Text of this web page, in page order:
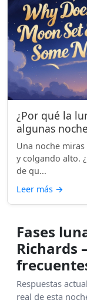
¿Por qué la
algunas
Una noche
y colgando alto.
de qu...
Leer más →
Fases
Richards
Respuestas
real de esta